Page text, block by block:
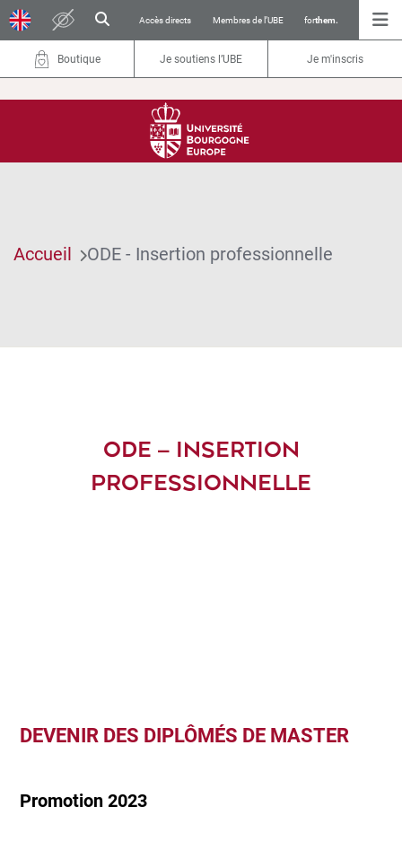
Accès directs Membres de l’UBE forthem.
Boutique Je soutiens l’UBE Je m'inscris
Accueil ODE - Insertion professionnelle
ODE – INSERTION
PROFESSIONNELLE
DEVENIR DES DIPLÔMÉS DE MASTER
Promotion 2023